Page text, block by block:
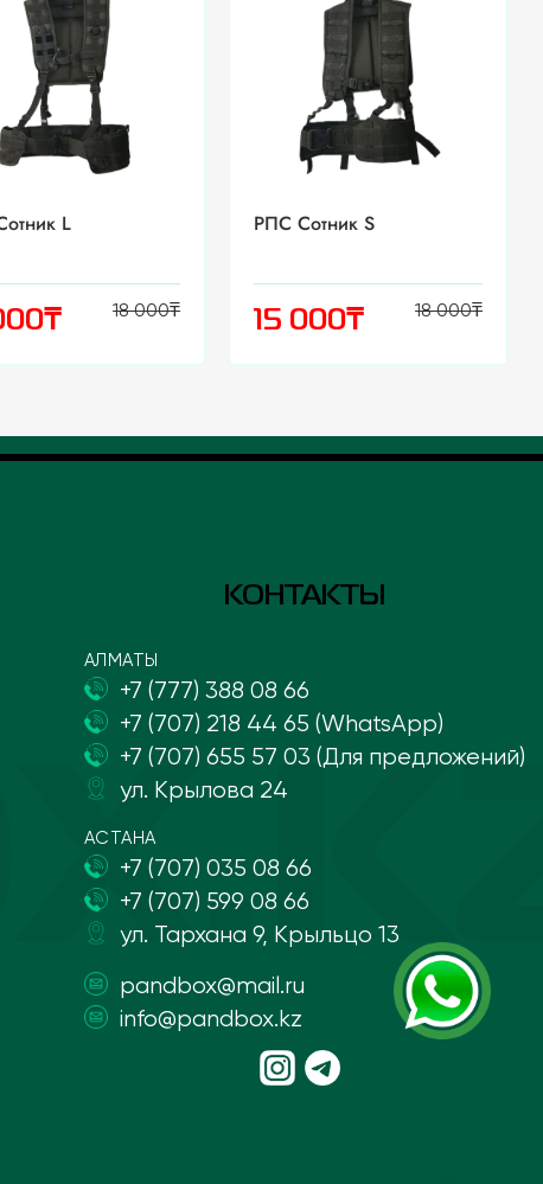
L
₸ 18 000₸
РПС Сотник S
15 000₸ 18 000₸
КОНТАКТЫ
АЛМАТЫ
+7 (777) 388 08 66
+7 (707) 218 44 65 (WhatsApp)
+7 (707) 655 57 03 (Для предложений)
ул. Крылова 24
АСТАНА
+7 (707) 035 08 66
+7 (707) 599 08 66
ул. Тархана 9, Крыльцо 13
pandbox@mail.ru
info@pandbox.kz